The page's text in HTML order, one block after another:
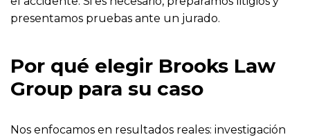
presentamos pruebas ante un jurado.
Por qué elegir Brooks Law
Group para su caso
Nos enfocamos en resultados reales: investigación